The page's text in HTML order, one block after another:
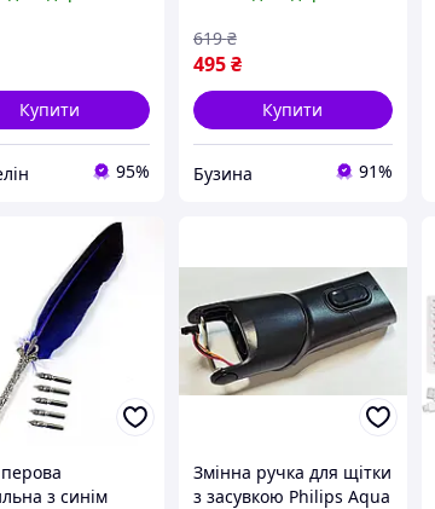
Купити
95%
495 ₴
619 ₴
Купити
Бузина 91%
з синім
Змінна ручка для щітки
з засувкою Philips Aqua